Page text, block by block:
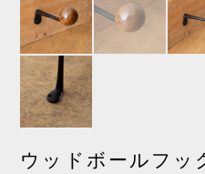
ウッドボールフ